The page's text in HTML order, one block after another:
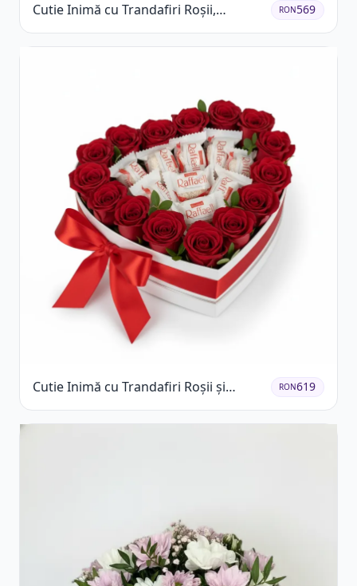
Cutie Inimă cu Trandafiri Roșii,
Crizanteme Albe și Bomboane
Raffaello
RON569
Cutie Inimă cu Trandafiri Roșii și
Bomboane Raffaello
RON619